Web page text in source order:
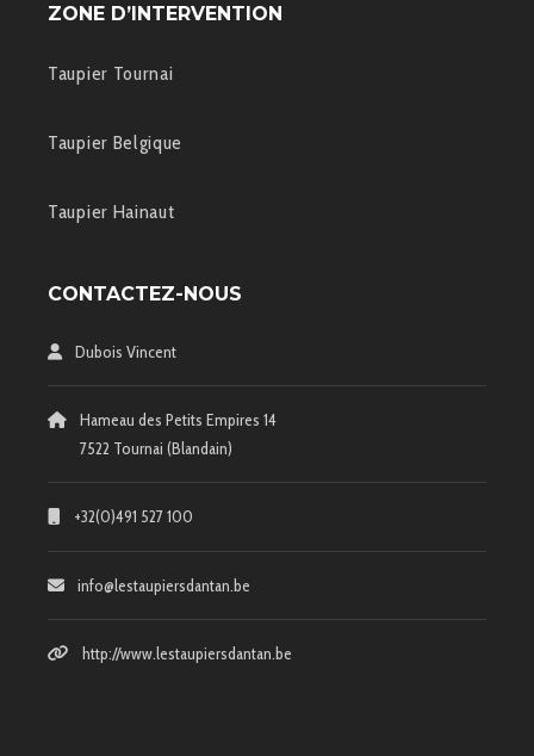
ZONE D’INTERVENTION
Taupier Tournai
Taupier Belgique
Taupier Hainaut
CONTACTEZ-NOUS
Dubois Vincent
Hameau des Petits Empires 14
7522 Tournai (Blandain)
+32(0)491 527 100
info@lestaupiersdantan.be
http://www.lestaupiersdantan.be